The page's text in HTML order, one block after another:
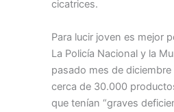
cicatrices.
Para lucir joven es mejor
La Policía Nacional y la
pasado mes de
cerca de 30.000
que tenían “graves